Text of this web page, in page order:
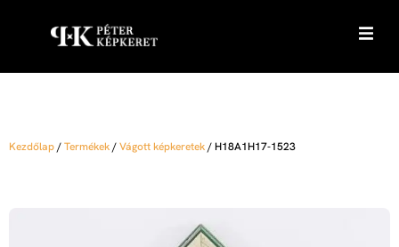
Kezdőlap/Termékek/Vágott képkeretek/H18A1H17-1523